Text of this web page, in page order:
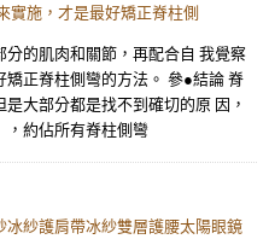
實施，才是最好矯正脊柱側
的肌肉和關節，再配合自 我覺察
正脊柱側彎的方法。 參●結論 脊
大部分都是找不到確切的原 因，
，約佔所有脊柱側彎
紗護肩帶冰紗雙層護腰太陽眼鏡